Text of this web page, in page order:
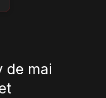
de mai